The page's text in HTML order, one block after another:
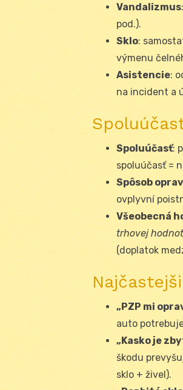
Vandalizmus
pod.).
Sklo:
výmenu
Asistencie:
na incident a
Spoluúčasť:
spoluúčasť =
Spôsob
ovplyvní
Všeobecná
trhovej
(doplatok
„PZP mi
auto
„Kasko je
škodu
sklo + živel).